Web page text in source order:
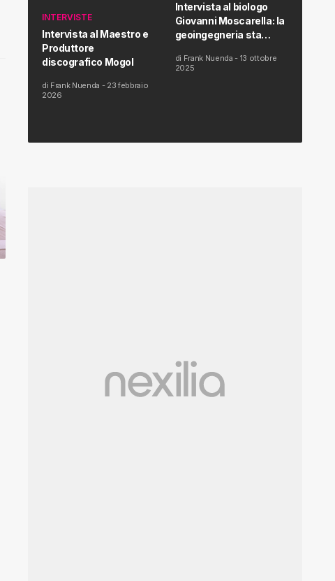
INTERVISTE
Intervista al Maestro e
Produttore
discografico Mogol
di Frank Nuenda - 23 febbraio
2026
Intervista al biologo
Giovanni Moscarella: la
geoingegneria sta
salute dell’uomo
di Frank Nuenda - 13 ottobre
2025